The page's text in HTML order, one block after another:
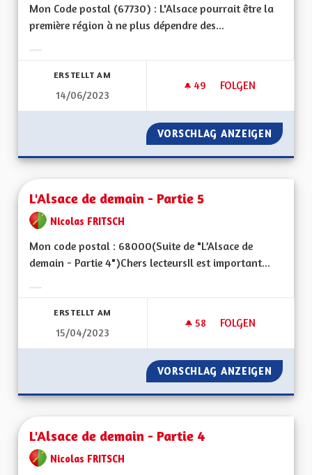
Mon Code postal (67730) : L'Alsace pourrait être la
première région à ne plus dépendre des...
ERSTELLT AM
14/06/2023
49 49 FOLLOWER
FOLGEN
L'ALSACE
VORSCHLAG ANZEIGEN
L'Alsace de demain - Partie 5
Nicolas FRITSCH
Mon code postal : 68000(Suite de "L’Alsace de
demain - Partie 4")Chers lecteursIl est important...
ERSTELLT AM
15/04/2023
58 58 FOLLOWER
FOLGEN
L'ALSACE DE
VORSCHLAG ANZEIGEN
L'Alsace de demain - Partie 4
Nicolas FRITSCH